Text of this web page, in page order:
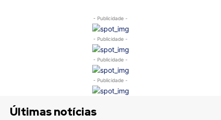
- Publicidade -
- Publicidade -
- Publicidade -
- Publicidade -
Últimas notícias